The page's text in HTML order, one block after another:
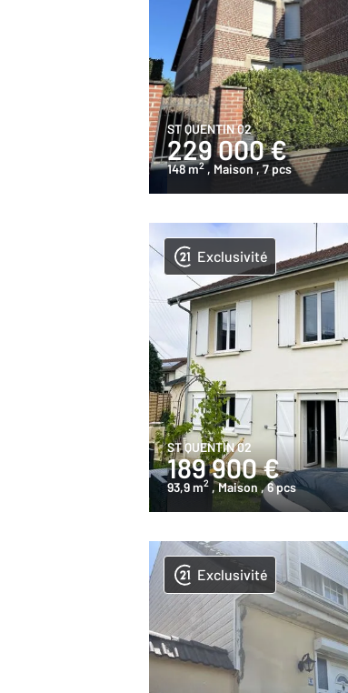
ST QUENTIN 02
229 000 €
148 m2 , Maison, 7 pcs
Exclusivité
ST QUENTIN 02
189 900 €
93,9 m2 , Maison , 6 pcs
Exclusivité